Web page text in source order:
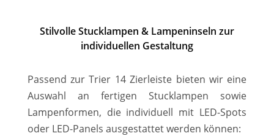
Stilvolle Stucklampen & Lampeninseln zur
individuellen Gestaltung
Passend zur Trier 14 Zierleiste bieten wir eine
Auswahl an fertigen Stucklampen sowie
Lampenformen, die individuell mit LED-Spots
oder LED-Panels ausgestattet werden können: